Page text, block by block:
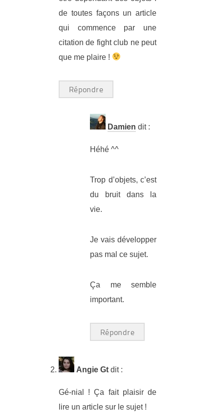
de toutes façons un article
qui commence par une
citation de fight club ne peut
que me plaire !
Répondre
Damien dit :
Héhé ^^
Trop d’objets, c’est
du bruit dans la
vie.
Je vais développer
pas mal ce sujet.
Ça me semble
important.
Répondre
Angie Gt dit :
Gé-nial ! Ça fait plaisir de
lire un article sur le sujet !